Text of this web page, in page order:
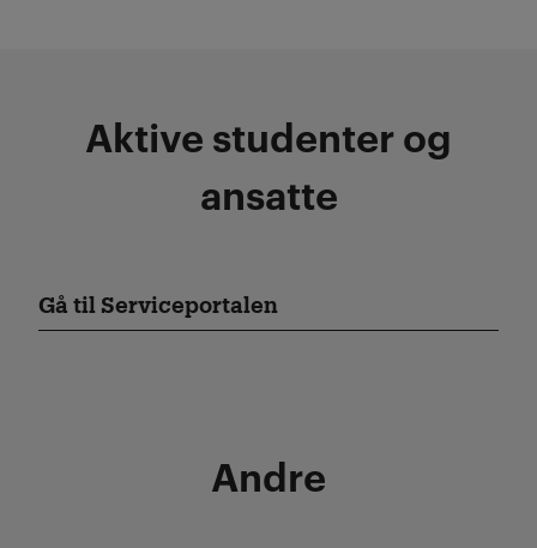
Aktive studenter og
ansatte
Gå til Serviceportalen
Andre